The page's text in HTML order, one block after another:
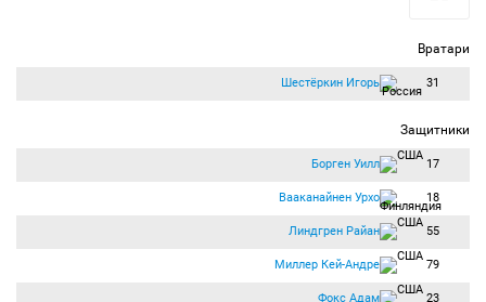
Вратари
Шестёркин Игорь 31
Защитники
Борген Уилл 17
Вааканайнен Урхо 18
Линдгрен Райан 55
Миллер Кей-Андре 79
Фокс Адам 23